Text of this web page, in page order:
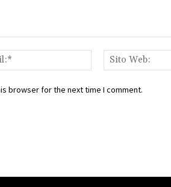
Email:*
browser for the next time I comment.